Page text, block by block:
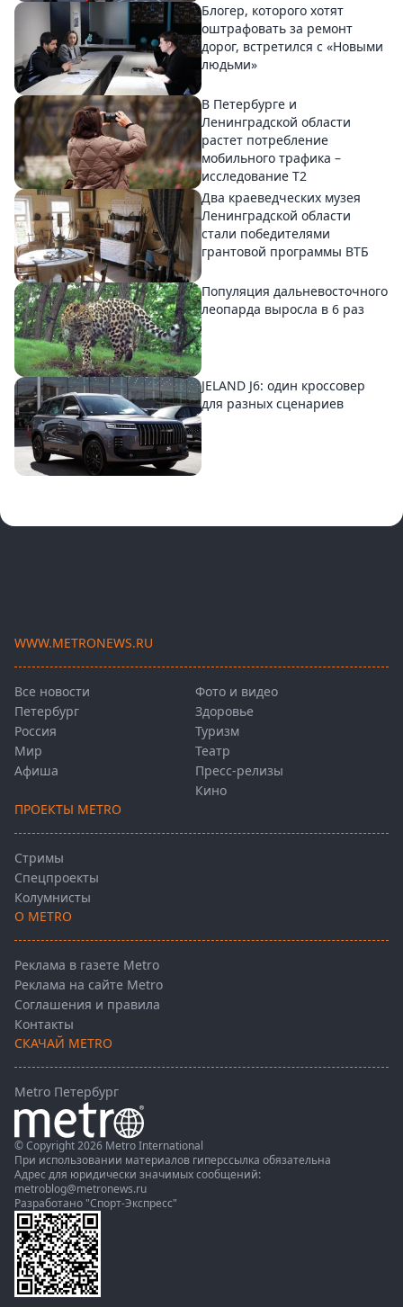
Блогер, которого хотят
оштрафовать за ремонт
дорог, встретился с «Новыми
людьми»
В Петербурге и
Ленинградской области
растет потребление
мобильного трафика –
исследование T2
Два краеведческих музея
Ленинградской области
стали победителями
грантовой программы ВТБ
Популяция дальневосточного
леопарда выросла в 6 раз
JELAND J6: один кроссовер
для разных сценариев
WWW.METRONEWS.RU
Все новости
Петербург
Россия
Мир
Афиша
Фото и видео
Здоровье
Туризм
Театр
Пресс-релизы
Кино
ПРОЕКТЫ METRO
Стримы
Спецпроекты
Колумнисты
О METRO
Реклама в газете Metro
Реклама на сайте Metro
Соглашения и правила
Контакты
СКАЧАЙ METRO
Metro Петербург
© Copyright 2026 Metro International
При использовании материалов гиперссылка обязательна
Адрес для юридически значимых сообщений:
metroblog@metronews.ru
Разработано "Спорт-Экспресс"